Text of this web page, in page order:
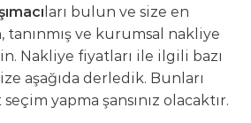
ları bulun ve size en
tanınmış ve kurumsal nakliye
Nakliye fiyatları ile ilgili bazı
aşağıda derledik. Bunları
yapma şansınız olacaktır.